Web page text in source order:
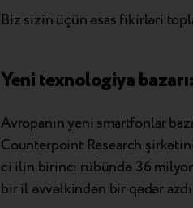
Biz sizin üçün əsas fikirləri
Yeni texnologiya
Avropanın yeni smartfonlar
Counterpoint Research
ci ilin birinci rübündə 36
bir il əvvəlkindən bir qədər